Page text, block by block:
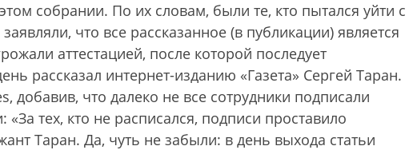
собрании. По их словам, были те, кто пытался уйти с
что все рассказанное (в публикации) является
аттестацией, после которой последует
рассказал интернет-изданию «Газета» Сергей Таран.
добавив, что далеко не все сотрудники подписали
тех, кто не расписался, подписи проставило
Таран. Да, чуть не забыли: в день выхода статьи